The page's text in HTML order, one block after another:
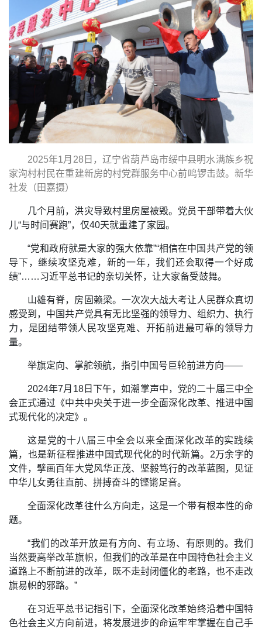
2025年1月28日，辽宁省葫芦岛市绥中县明水满族乡祝
家沟村村民在重建新房的村党群服务中心前鸣锣击鼓。新华
社发（田嘉摄）
几个月前，洪灾导致村里房屋被毁。党员干部带着大伙
儿“与时间赛跑”，仅40天就重建了家园。
“党和政府就是大家的强大依靠”“相信在中国共产党的领
导下，继续攻坚克难，新的一年，我们还会取得一个好成
绩”……习近平总书记的亲切关怀，让大家备受鼓舞。
山雄有脊，房固赖梁。一次次大战大考让人民群众真切
感受到，中国共产党具有无比坚强的领导力、组织力、执行
力，是团结带领人民攻坚克难、开拓前进最可靠的领导力
量。
举旗定向、掌舵领航，指引中国号巨轮前进方向——
2024年7月18日下午，如潮掌声中，党的二十届三中全
会正式通过《中共中央关于进一步全面深化改革、推进中国
式现代化的决定》。
这是党的十八届三中全会以来全面深化改革的实践续
篇，也是新征程推进中国式现代化的时代新篇。2万余字的
文件，擘画百年大党风华正茂、坚毅笃行的改革蓝图，见证
中华儿女勇往直前、拼搏奋斗的铿锵足音。
全面深化改革往什么方向走，这是一个带有根本性的命
题。
“我们的改革开放是有方向、有立场、有原则的。我们
当然要高举改革旗帜，但我们的改革是在中国特色社会主义
道路上不断前进的改革，既不走封闭僵化的老路，也不走改
旗易帜的邪路。”
在习近平总书记指引下，全面深化改革始终沿着中国特
色社会主义方向前进，将发展进步的命运牢牢掌握在自己手